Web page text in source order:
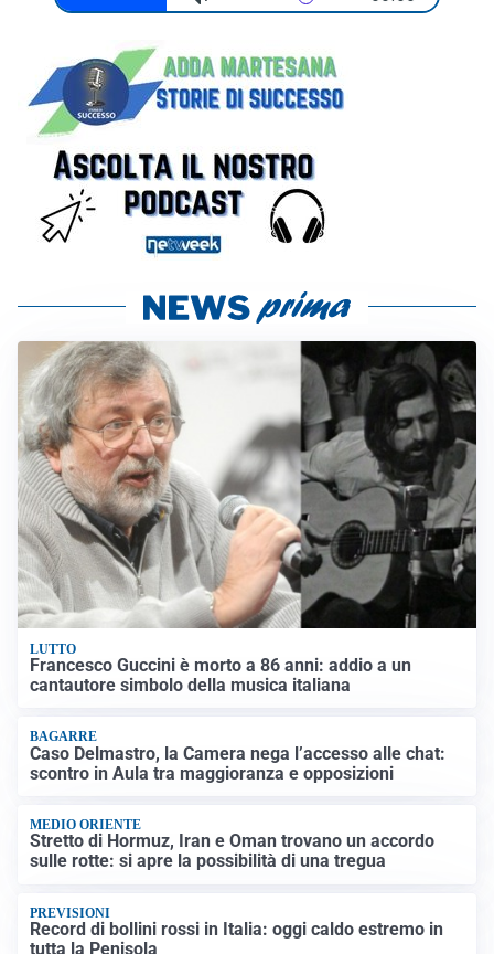
LUTTO
Francesco Guccini è morto a 86 anni: addio a un
cantautore simbolo della musica italiana
BAGARRE
Caso Delmastro, la Camera nega l’accesso alle chat:
scontro in Aula tra maggioranza e opposizioni
MEDIO ORIENTE
Stretto di Hormuz, Iran e Oman trovano un accordo
sulle rotte: si apre la possibilità di una tregua
PREVISIONI
Record di bollini rossi in Italia: oggi caldo estremo in
tutta la Penisola